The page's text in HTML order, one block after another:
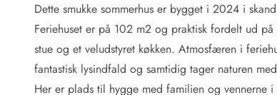
Vejret i Danmark
Sæsontider
Baderegler
Naturbeskyttelse
Webcam
Dette smukke sommerhus er bygget i 2024 i
Feriehuset er på 102 m2 og praktisk fordelt ud
stue og et veludstyret køkken. Atmosfæren i
fantastisk lysindfald og samtidig tager naturen
Her er plads til hygge med familien og vennerne